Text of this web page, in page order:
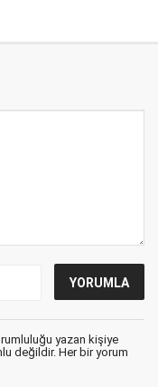
yazan kişiye
değildir. Her bir yorum